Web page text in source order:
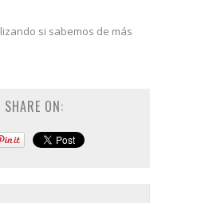
si sabemos de más
SHARE ON: